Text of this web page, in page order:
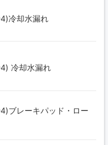
冷却水漏れ
冷却水漏れ
ブレーキパッド・ロー